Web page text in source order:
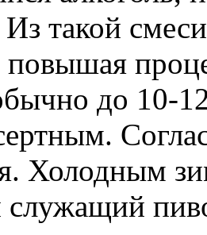
такой
до 10-
Холодным